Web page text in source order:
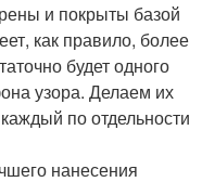
и покрыты базой
как правило, более
будет одного
узора. Делаем их
по отдельности
нанесения